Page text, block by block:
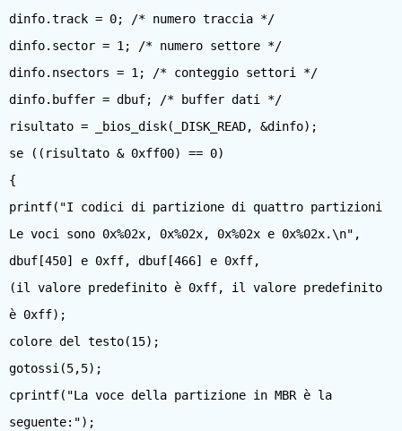
dinfo.track = 0; /* numero traccia */
dinfo.sector = 1; /* numero settore */
dinfo.nsectors = 1; /* conteggio settori */
dinfo.buffer = dbuf; /* buffer dati */
risultato = _bios_disk(_DISK_READ, &dinfo);
se ((risultato & 0xff00) == 0)
{
printf("I codici di partizione di quattro partizioni
Le voci sono 0x%02x, 0x%02x, 0x%02x e 0x%02x.\n",
dbuf[450] e 0xff, dbuf[466] e 0xff,
(il valore predefinito è 0xff, il valore predefinito
è 0xff);
colore del testo(15);
gotossi(5,5);
cprintf("La voce della partizione in MBR è la
seguente:");